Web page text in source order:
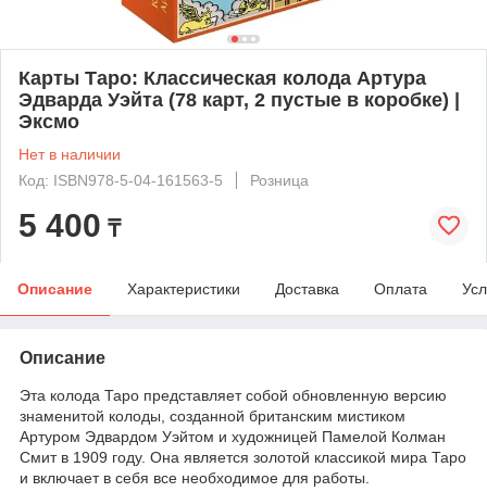
Карты Таро: Классическая колода Артура
Эдварда Уэйта (78 карт, 2 пустые в коробке) |
Эксмо
Нет в наличии
Код: ISBN978-5-04-161563-5
Розница
5 400 ₸
Описание Характеристики Доставка Оплата
Описание
Эта колода Таро представляет собой обновленную версию
знаменитой колоды, созданной британским мистиком
Артуром Эдвардом Уэйтом и художницей Памелой Колман
Смит в 1909 году. Она является золотой классикой мира Таро
и включает в себя все необходимое для работы.